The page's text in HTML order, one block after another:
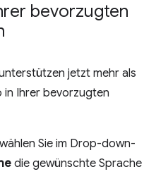
bevorzugten
jetzt mehr als
in Ihrer bevorzugten
Sie im Drop-down-
die gewünschte Sprache